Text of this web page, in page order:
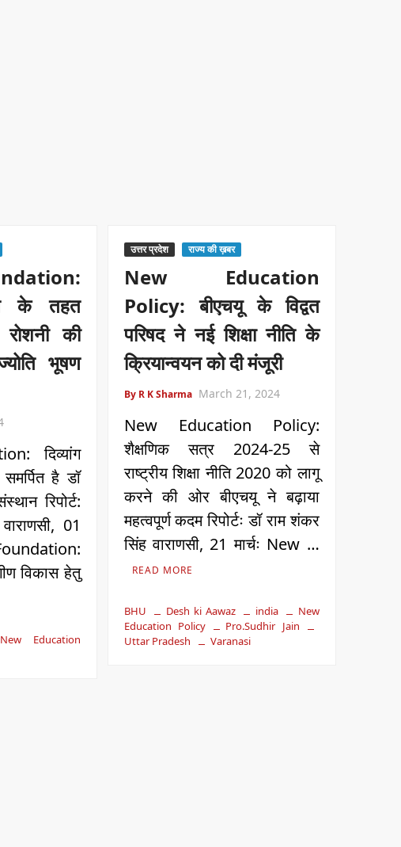
के तहत
रोशनी की
भूषण
दिव्यांग
है डॉ
रिपोर्ट:
01
विकास हेतु
New Education
उत्तर प्रदेश राज्य की ख़बर
New Education
Policy: बीएचयू के विद्वत
परिषद ने नई शिक्षा नीति के
क्रियान्वयन को दी मंजूरी
By R K Sharma March 21, 2024
New Education Policy:
शैक्षणिक सत्र 2024-25 से
राष्ट्रीय शिक्षा नीति 2020 को लागू
करने की ओर बीएचयू ने बढ़ाया
महत्वपूर्ण कदम रिपोर्टः डॉ राम शंकर
सिंह वाराणसी, 21 मार्चः New …
READ MORE
BHU Desh ki Aawaz india
New
Education Policy
Pro.Sudhir Jain
Uttar Pradesh
Varanasi